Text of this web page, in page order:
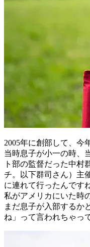
2005年に創部して、今
当時息子が小一の時、
ト部の監督だった中村
チ。以下群司さん）主
に連れて行ったんです
私がアメリカにいた時
まだ息子が入部するか
ね」って言われちゃっ